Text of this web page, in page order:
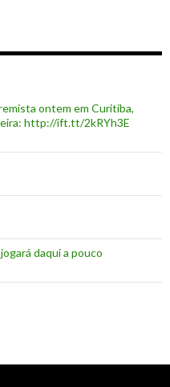
ontem em Curitiba,
http://ift.tt/2kRYh3E
daqui a pouco